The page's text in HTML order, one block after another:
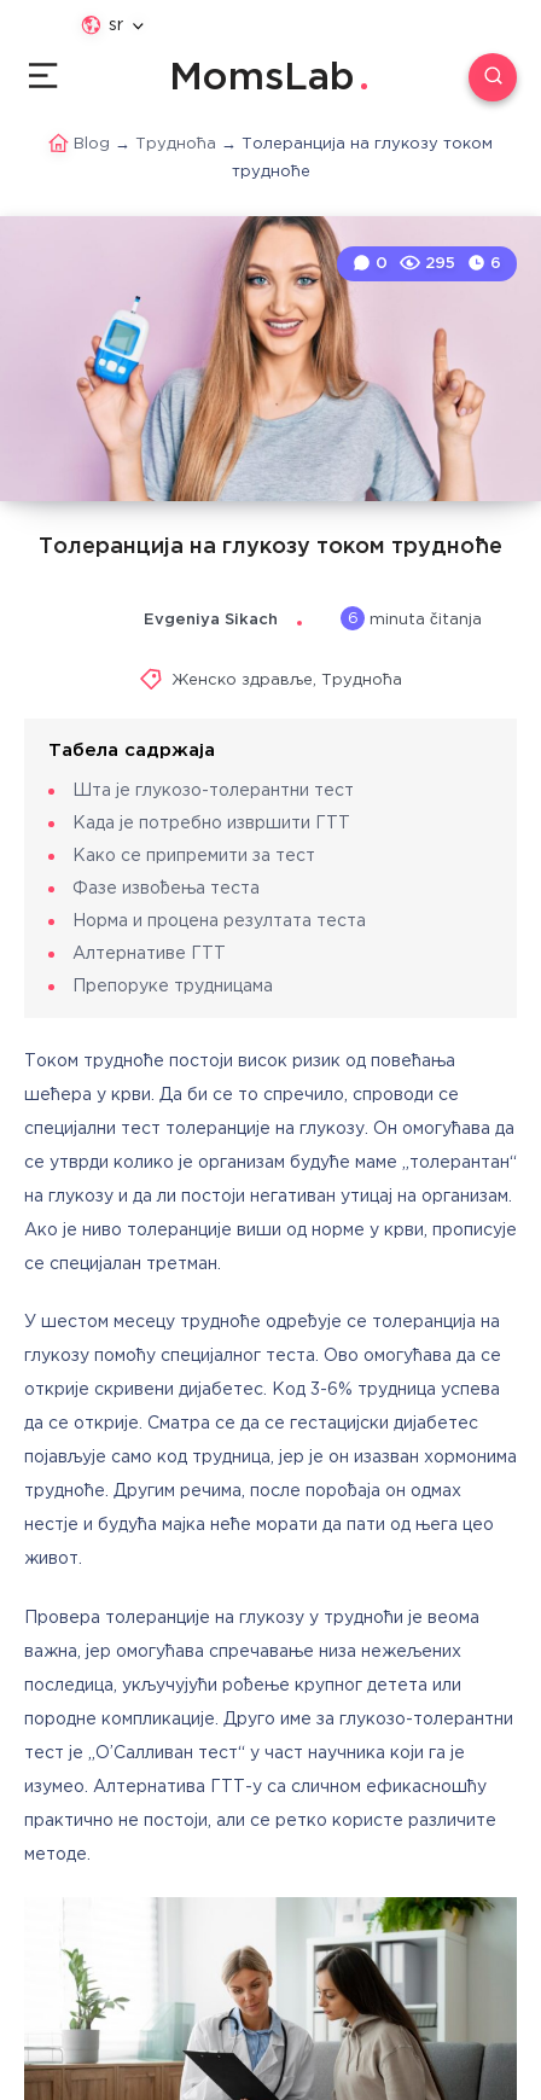
sr
MomsLab
Blog → Трудноћа → Толеранција на глукозу током
трудноће
Толеранција на глукозу током трудноће
0 295 6
Evgeniya Sikach 6 minuta čitanja
Женско здравље Трудноћа
Табела садржаја
Шта је глукозо-толерантни тест
Када је потребно извршити ГТТ
Како се припремити за тест
Фазе извођења теста
Норма и процена резултата теста
Алтернативе ГТТ
Препоруке трудницама
Током трудноће постоји висок ризик од повећања
шећера у крви. Да би се то спречило, спроводи се
специјални тест толеранције на глукозу. Он омогућава да
се утврди колико је организам будуће маме „толерантан“
на глукозу и да ли постоји негативан утицај на организам.
Ако је ниво толеранције виши од норме у крви, прописује
се специјалан третман.
У шестом месецу трудноће одређује се толеранција на
глукозу помоћу специјалног теста. Ово омогућава да се
открије скривени дијабетес. Код 3-6% трудница успева
да се открије. Сматра се да се гестацијски дијабетес
појављује само код трудница, јер је он изазван хормонима
трудноће. Другим речима, после порођаја он одмах
нестје и будућа мајка неће морати да пати од њега цео
живот.
Провера толеранције на глукозу у трудноћи је веома
важна, јер омогућава спречавање низа нежељених
последица, укључујући рођење крупног детета или
породне компликације. Друго име за глукозо-толерантни
тест је „О’Салливан тест“ у част научника који га је
изумео. Алтернатива ГТТ-у са сличном ефикасношћу
практично не постоји, али се ретко користе различите
методе.